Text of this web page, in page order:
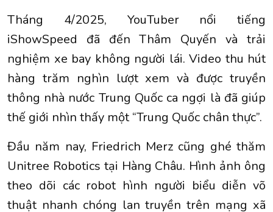
Tháng 4/2025, YouTuber nổi tiếng
iShowSpeed đã đến Thâm Quyến và trải
nghiệm xe bay không người lái. Video thu hút
hàng trăm nghìn lượt xem và được truyền
thông nhà nước Trung Quốc ca ngợi là đã giúp
thế giới nhìn thấy một “Trung Quốc chân thực”.
Đầu năm nay, Friedrich Merz cũng ghé thăm
Unitree Robotics tại Hàng Châu. Hình ảnh ông
theo dõi các robot hình người biểu diễn võ
thuật nhanh chóng lan truyền trên mạng xã